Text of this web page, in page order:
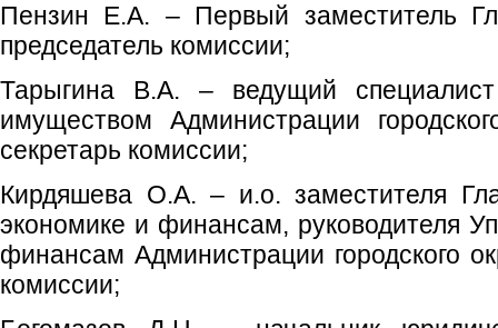
Пензин Е.А. – Первый заместитель
председатель комиссии;
Тарыгина В.А. – ведущий
имуществом Администрации
секретарь комиссии;
Кирдяшева О.А. – и.о. заместителя
экономике и финансам, руководителя
финансам Администрации городского
комиссии;